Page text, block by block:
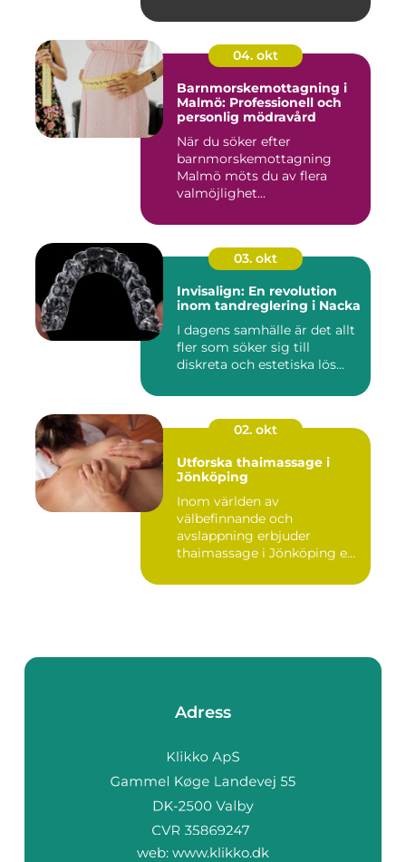
04. okt
Barnmorskemottagning i
Malmö: Professionell och
personlig mödravård
När du söker efter
barnmorskemottagning
Malmö möts du av flera
valmöjlighet...
03. okt
Invisalign: En revolution
inom tandreglering i Nacka
I dagens samhälle är det allt
fler som söker sig till
diskreta och estetiska lös...
02. okt
Utforska thaimassage i
Jönköping
Inom världen av
välbefinnande och
avslappning erbjuder
thaimassage i Jönköping e...
Adress
web: www.klikko.dk